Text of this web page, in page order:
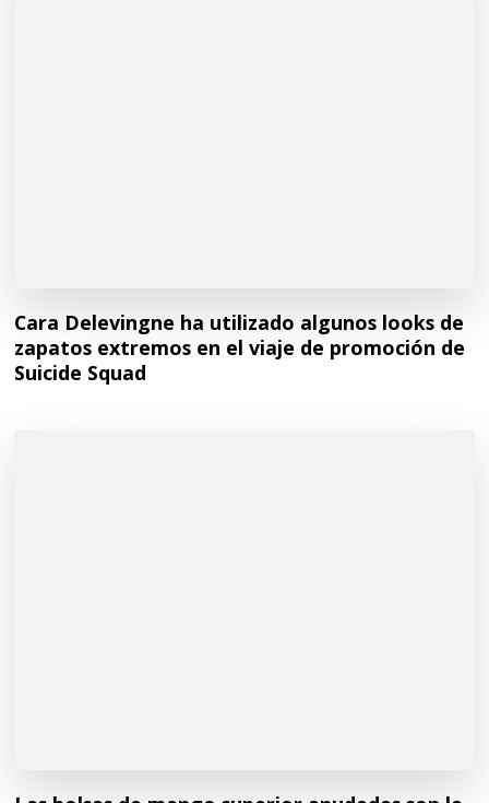
Cara Delevingne ha utilizado algunos looks de
zapatos extremos en el viaje de promoción de
Suicide Squad